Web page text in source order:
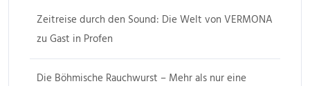
Zeitreise durch den Sound: Die Welt von VERMONA
zu Gast in Profen
Die Böhmische Rauchwurst – Mehr als nur eine